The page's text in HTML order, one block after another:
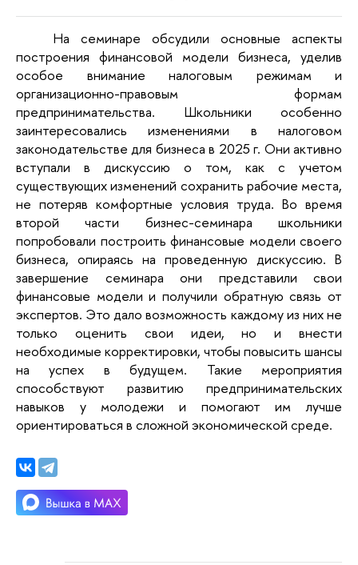
На семинаре обсудили основные аспекты
построения финансовой модели бизнеса, уделив
особое внимание налоговым режимам и
организационно-правовым формам
предпринимательства. Школьники особенно
заинтересовались изменениями в налоговом
законодательстве для бизнеса в 2025 г. Они активно
вступали в дискуссию о том, как с учетом
существующих изменений сохранить рабочие места,
не потеряв комфортные условия труда. Во время
второй части бизнес-семинара школьники
попробовали построить финансовые модели своего
бизнеса, опираясь на проведенную дискуссию. В
завершение семинара они представили свои
финансовые модели и получили обратную связь от
экспертов. Это дало возможность каждому из них не
только оценить свои идеи, но и внести
необходимые корректировки, чтобы повысить шансы
на успех в будущем. Такие мероприятия
способствуют развитию предпринимательских
навыков у молодежи и помогают им лучше
ориентироваться в сложной экономической среде.